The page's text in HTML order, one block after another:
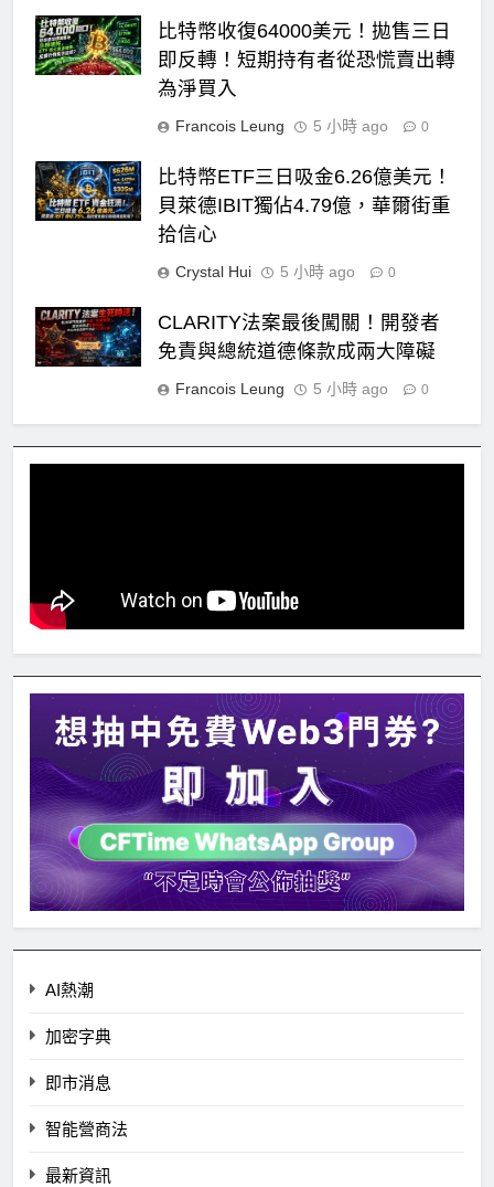
比特幣收復64000美元！拋售三日
即反轉！短期持有者從恐慌賣出轉
為淨買入
Francois Leung 5 小時 ago 0
比特幣ETF三日吸金6.26億美元！
貝萊德IBIT獨佔4.79億，華爾街重
拾信心
Crystal Hui 5 小時 ago 0
CLARITY法案最後闖關！開發者
免責與總統道德條款成兩大障礙
Francois Leung 5 小時 ago 0
AI熱潮
加密字典
即市消息
智能營商法
最新資訊